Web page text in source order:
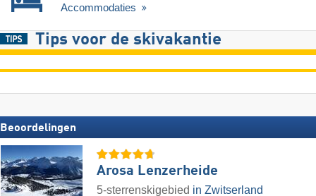
Accommodaties
Tips voor de skivakantie
Beoordelingen
Arosa Lenzerheide
5-sterrenskigebied in Zwitserland